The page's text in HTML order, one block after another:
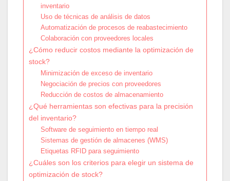
inventario
Uso de técnicas de análisis de datos
Automatización de procesos de reabastecimiento
Colaboración con proveedores locales
¿Cómo reducir costos mediante la optimización de
stock?
Minimización de exceso de inventario
Negociación de precios con proveedores
Reducción de costos de almacenamiento
¿Qué herramientas son efectivas para la precisión
del inventario?
Software de seguimiento en tiempo real
Sistemas de gestión de almacenes (WMS)
Etiquetas RFID para seguimiento
¿Cuáles son los criterios para elegir un sistema de
optimización de stock?